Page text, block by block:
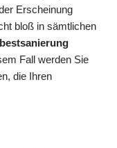
Erscheinung
bloß in sämtlichen
Fall werden Sie
die Ihren